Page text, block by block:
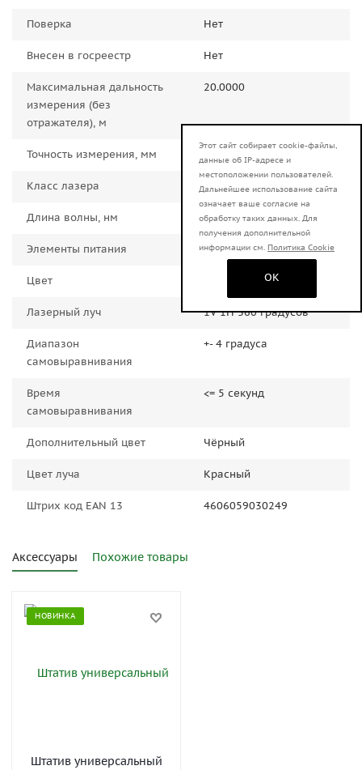
Поверка Нет
Внесен в госреестр Нет
Максимальная дальность
измерения (без
отражателя), м
20.0000
Точность измерения, мм +-1.5 мм/5 м
Класс лазера 2
Длина волны, нм 635
Элементы питания 4 батарейки типа АА
Цвет
Лазерный луч 1V 1H 360 градусов
Диапазон
самовыравнивания
+- 4 градуса
Время
самовыравнивания
<= 5 секунд
Дополнительный цвет Чёрный
Цвет луча Красный
Штрих код EAN 13 4606059030249
Аксессуары Похожие товары
НОВИНКА
Штатив универсальный
Этот сайт собирает cookie-файлы,
данные об IP-адресе и
местоположении пользователей.
Дальнейшее использование сайта
означает ваше согласие на
обработку таких данных. Для
получения дополнительной
информации см. Политика Cookie
OK